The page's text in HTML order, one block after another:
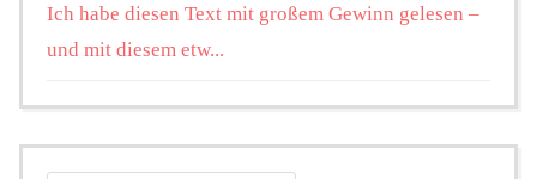
Ich habe diesen Text mit großem Gewinn gelesen –
und mit diesem etw...